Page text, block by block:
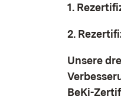
1.
2.
Unsere
BeKi-